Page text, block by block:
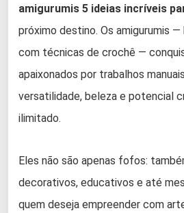
amigurumis 5 ideias incríveis
próximo destino. Os amigurumis
com técnicas de crochê —
apaixonados por trabalhos
versatilidade, beleza e potencial
ilimitado.
Eles não são apenas fofos:
decorativos, educativos e até
quem deseja empreender com